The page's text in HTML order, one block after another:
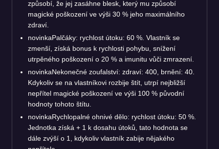
způsobí, že jej zasáhne blesk, který mu způsobí
magické poškození ve výši 30 % jeho maximálního
zdraví.
novinkaPalčáky: rychlost útoku: 60 %. Vlastník se
zmenší, získá bonus k rychlosti pohybu, snížení
utrpěného poškození o 20 % a imunitu vůči zmrazení.
novinkaNekonečné zoufalství: zdraví: 400, brnění: 40.
Kdykoliv se na vlastníkovi rozbije štít, utrpí nejbližší
nepřítel magické poškození ve výši 100 % původní
hodnoty tohoto štítu.
novinkaRychlopalné ohnivé dělo: rychlost útoku: 50 %.
Jednotka získá + 1 k dosahu útoků, tato hodnota se
dále zvýší o 1, kdykoliv vlastník zabije nějakého